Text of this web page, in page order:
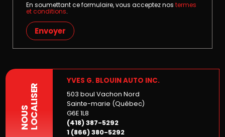
En soumettant ce formulaire, vous acceptez nos termes
et conditions.
Envoyer
NOUSLOCALISER
YVES G. BLOUIN AUTO INC.
503 boul Vachon Nord
Sainte-marie (Québec)
G6E 1L8
(418) 387-5292
1 (866) 380-5292